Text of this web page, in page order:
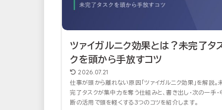
ツァイガルニク効果とは？未完了タ
クを頭から手放すコツ
2026.07.21
仕事が頭から離れない原因「ツァイガルニク効果」を解説。
完了タスクが集中力を奪う仕組みと、書き出し・次の一手・
断の活用で頭を軽くする3つのコツを紹介します。